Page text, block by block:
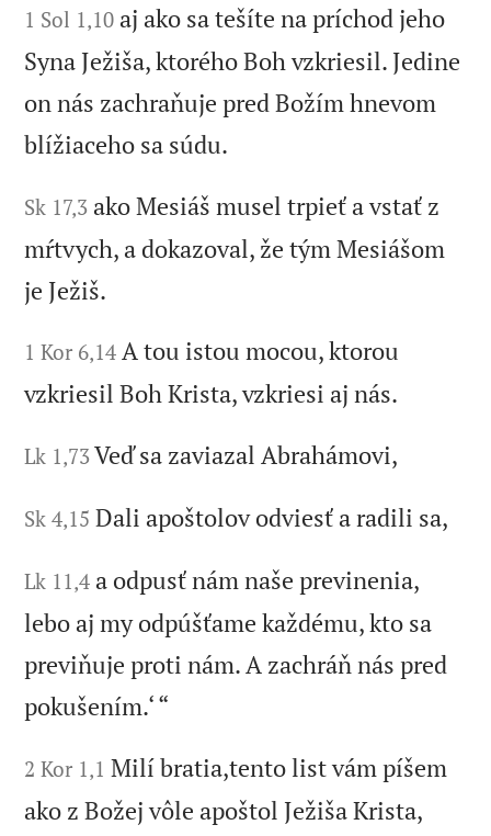
1 Sol 1,10 aj ako sa tešíte na príchod jeho
Syna Ježiša, ktorého Boh vzkriesil. Jedine
on nás zachraňuje pred Božím hnevom
blížiaceho sa súdu.
Sk 17,3 ako Mesiáš musel trpieť a vstať z
mŕtvych, a dokazoval, že tým Mesiášom
je Ježiš.
1 Kor 6,14 A tou istou mocou, ktorou
vzkriesil Boh Krista, vzkriesi aj nás.
Lk 1,73Veď sa zaviazal Abrahámovi,
Sk 4,15 Dali apoštolov odviesť a radili sa,
Lk 11,4 a odpusť nám naše previnenia,
lebo aj my odpúšťame každému, kto sa
previňuje proti nám. A zachráň nás pred
pokušením.‘ “
2 Kor 1,1 Milí bratia,tento list vám píšem
ako z Božej vôle apoštol Ježiša Krista,